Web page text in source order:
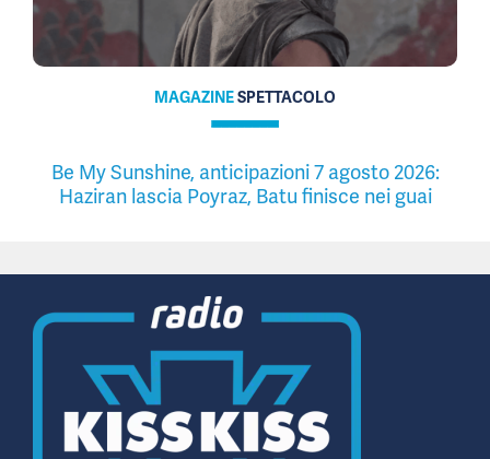
MAGAZINESPETTACOLO
Be My Sunshine, anticipazioni 7 agosto 2026:
Haziran lascia Poyraz, Batu finisce nei guai